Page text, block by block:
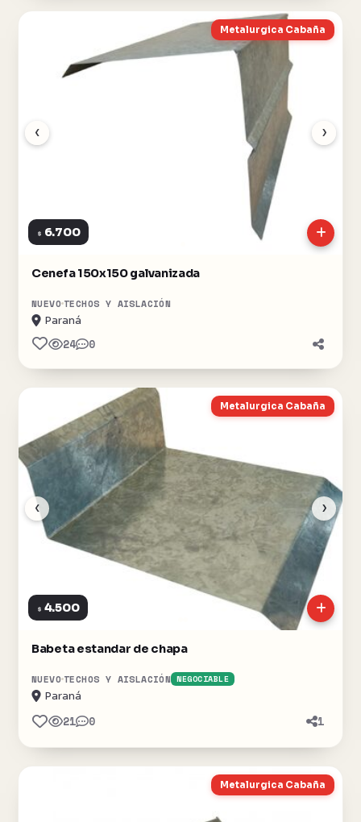
‹ ›
Metalurgica Cabaña
$ 6.700
Cenefa 150x150 galvanizada
NUEVO TECHOS Y AISLACIÓN
Paraná
24 0
‹ ›
Metalurgica Cabaña
$ 4.500
Babeta estandar de chapa
NUEVO TECHOS Y AISLACIÓN NEGOCIABLE
Paraná
21 0 1
Metalurgica Cabaña